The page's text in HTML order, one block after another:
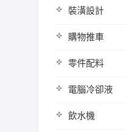
裝潢設計
購物推車
零件配料
電腦冷卻液
飲水機